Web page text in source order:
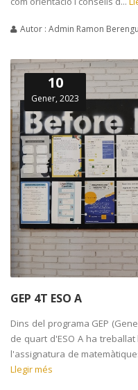
Autor : Admin Ramon
10
Gener, 2023
GEP 4T ESO A
Dins del programa GEP
de quart d'ESO A ha
l'assignatura de
Llegir més